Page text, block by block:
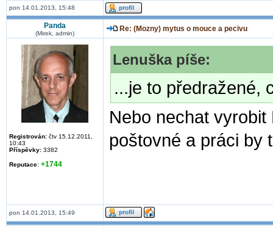
pon 14.01.2013, 15:48
Panda
(Mirek, admin)
Re: (Mozny) mytus o mouce a pecivu
Registrován: čtv 15.12.2011,
10:43
Příspěvky: 3382
Reputace: +1744
Lenuška píše:
...je to předražené,
Nebo nechat
poštovné a práci by
pon 14.01.2013, 15:49